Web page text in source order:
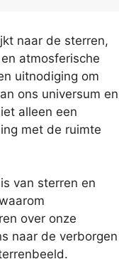
naar de sterren,
atmosferische
uitnodiging om
ons universum en
alleen een
met de ruimte
van sterren en
over onze
naar de verborgen